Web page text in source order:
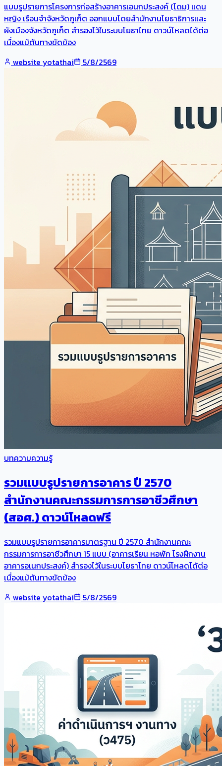
แบบรูปรายการโครงการก่อสร้างอาคารเอนกประสงค์ (โดม) แดน
หญิง เรือนจำจังหวัดภูเก็ต ออกแบบโดยสำนักงานโยธาธิการและ
ผังเมืองจังหวัดภูเก็ต สำรองไว้ในระบบโยธาไทย ดาวน์โหลดได้ต่อ
เนื่องแม้ต้นทางขัดข้อง
website yotathai
5/8/2569
บทความความรู้
รวมแบบรูปรายการอาคาร ปี 2570
สำนักงานคณะกรรมการการอาชีวศึกษา
(สอศ.) ดาวน์โหลดฟรี
รวมแบบรูปรายการอาคารมาตรฐาน ปี 2570 สำนักงานคณะ
กรรมการการอาชีวศึกษา 15 แบบ (อาคารเรียน หอพัก โรงฝึกงาน
อาคารอเนกประสงค์) สำรองไว้ในระบบโยธาไทย ดาวน์โหลดได้ต่อ
เนื่องแม้ต้นทางขัดข้อง
website yotathai
5/8/2569